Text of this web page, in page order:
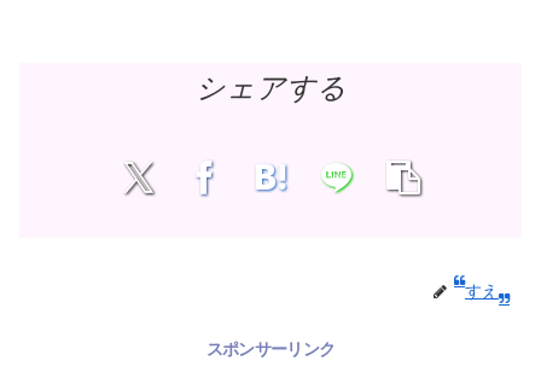
シェアする
すえ
スポンサーリンク